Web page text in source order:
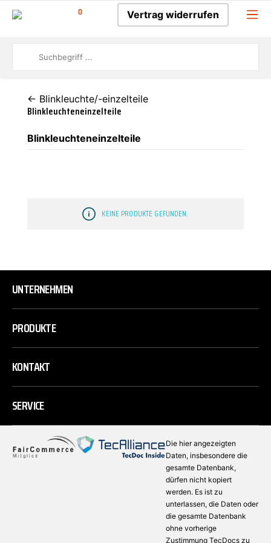
0 Vertrag widerrufen
← Blinkleuchte/-einzelteile
Blinkleuchteneinzelteile
Blinkleuchteneinzelteile
KEINE PRODUKTE GEFUNDEN.
UNTERNEHMEN
PRODUKTE
KONTAKT
SERVICE
Die hier angezeigten
Daten, insbesondere die
gesamte Datenbank,
dürfen nicht kopiert
werden. Es ist zu
unterlassen, die Daten oder
die gesamte Datenbank
ohne vorherige
Zustimmung TecDocs zu